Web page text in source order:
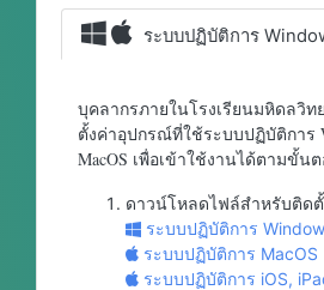
ระบบปฏิบัติการ
บุคลากรภายในโรงเรียนมหิดลวิ
ตั้งค่าอุปกรณ์ที่ใช้ระบบปฏิบัติการ
MacOS เพื่อเข้าใช้งานได้ตามขั้น
ดาวน์โหลดไฟล์สำหรับติด
ระบบปฏิบัติการ
ระบบปฏิบัติการ MacOS
ระบบปฏิบัติการ iOS,